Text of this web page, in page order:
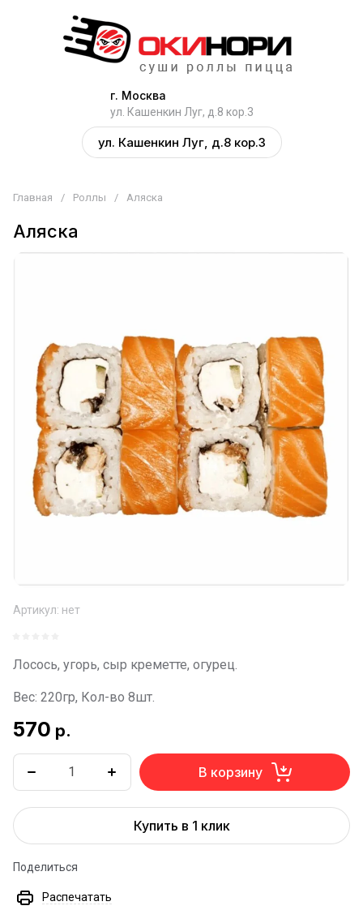
г. Москва
ул. Кашенкин Луг, д.8 кор.3
ул. Кашенкин Луг, д.8 кор.3
Главная / Роллы / Аляска
Аляска
Артикул: нет
Лосось, угорь, сыр креметте, огурец.
Вес: 220гр, Кол-во 8шт.
570 р.
В корзину
Купить в 1 клик
Поделиться
Распечатать